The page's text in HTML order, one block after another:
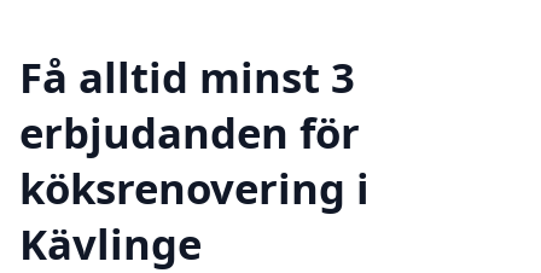
Få alltid minst 3
erbjudanden för
köksrenovering i
Kävlinge